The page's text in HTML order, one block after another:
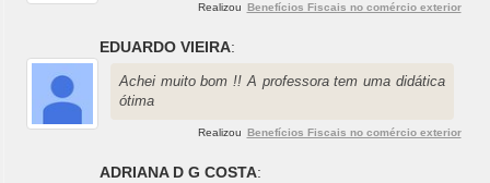
Realizou Benefícios Fiscais no comércio exterior
EDUARDO VIEIRA:
Achei muito bom !! A professora tem uma didática
ótima
Realizou Benefícios Fiscais no comércio exterior
ADRIANA D G COSTA: